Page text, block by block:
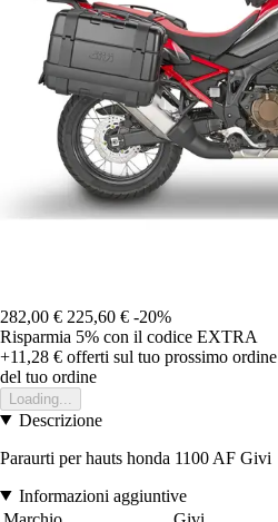
282,00 € 225,60 € -20%
Risparmia 5% con il codice EXTRA
+11,28 € offerti sul tuo prossimo ordine
del tuo ordine
Loading...
Descrizione
Paraurti per hauts honda 1100 AF Givi
Informazioni aggiuntive